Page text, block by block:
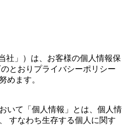
社」）は、お客様の個人情報保
とおりプライバシーポリシー
めます。
いて「個人情報」とは、個人情
すなわち生存する個人に関す